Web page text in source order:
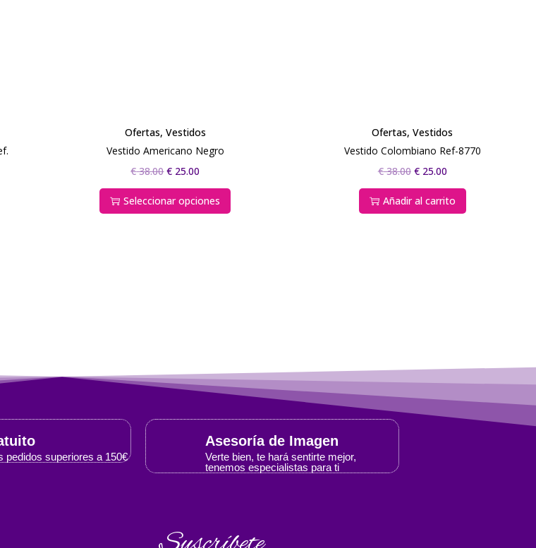
Ofertas, Vestidos
Vestido Americano Negro
€38.00 € 25.00
Seleccionar opciones
Ofertas,Vestidos
Vestido Colombiano Ref-8770
€38.00 €25.00
Añadir al carrito
pedidos superiores a 150€
Asesoría de Imagen
Verte bien, te hará sentirte mejor,
tenemos especialistas para ti